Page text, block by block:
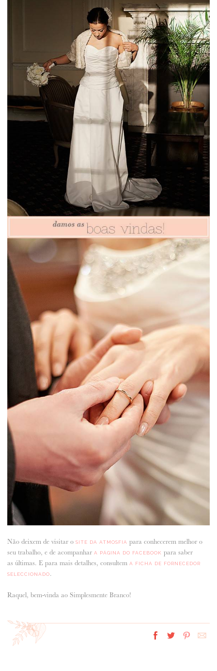
Não deixem de visitar o SITE DA ATMOSFIA para conhecerem melhor o
seu trabalho, e de acompanhar A PÁGINA DO FACEBOOK para saber
as últimas. E para mais detalhes, consultem A FICHA DE FORNECEDOR
SELECCIONADO.
Raquel, bem-vinda ao Simplesmente Branco!